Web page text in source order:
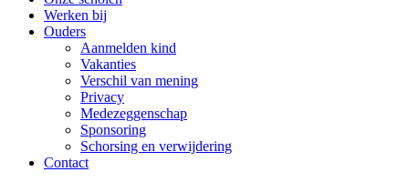
Werken bij
Ouders
Aanmelden kind
Vakanties
Verschil van mening
Privacy
Medezeggenschap
Sponsoring
Schorsing en verwijdering
Contact